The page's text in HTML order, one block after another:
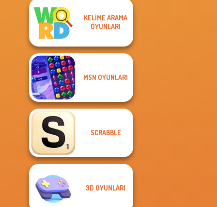
Words With Prof.
Wisely
KELIME ARAMA
OYUNLARI
MSN OYUNLARI
SCRABBLE
3D OYUNLARI